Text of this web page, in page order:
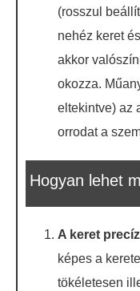
(rosszul
nehéz keret
akkor
okozza.
eltekintve) az
orrodat a
Hogyan lehet
A keret
képes a
tökéletesen